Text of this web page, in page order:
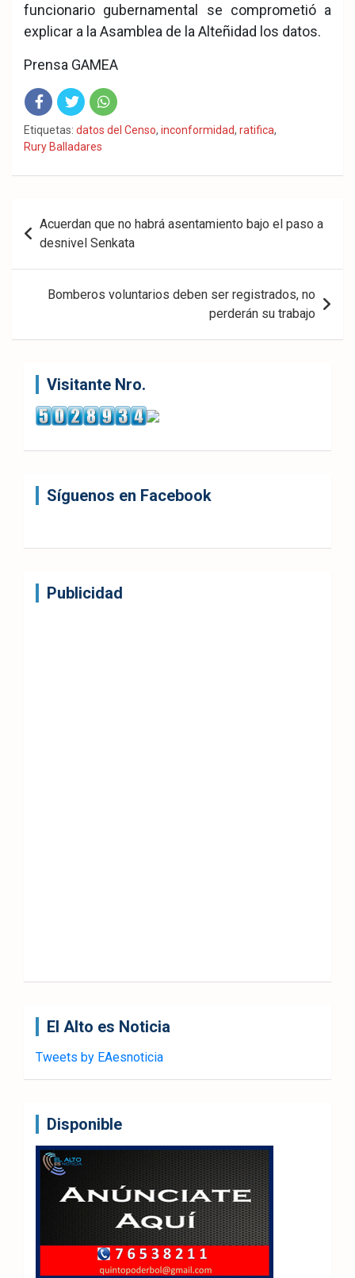
funcionario gubernamental se comprometió a
explicar a la Asamblea de la Alteñidad los datos.
Prensa GAMEA
Fac
eb
Twit Wha
Etiquetas: datos del Censo, inconformidad, ratifica,
Rury Balladares
Navegación
de
entradas
Acuerdan que no habrá asentamiento bajo el paso a
desnivel Senkata
Bomberos voluntarios deben ser registrados, no
perderán su trabajo
Visitante Nro.
Síguenos en Facebook
Publicidad
El Alto es Noticia
Tweets by EAesnoticia
Disponible